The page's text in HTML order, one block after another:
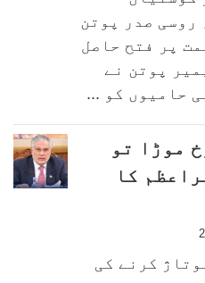
روسی صدر پوتن
پر فتح حاصل
پوتن نے
حامیوں کو ...
موڑا تو
کا
کرنے کی